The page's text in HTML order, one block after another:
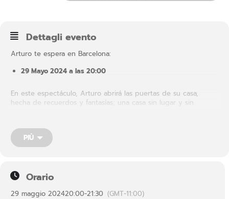
Dettagli evento
Arturo te espera en Barcelona:
29 Mayo 2024 a las 20:00
En este espectáculo, Arturo abrirá las puertas de su casa,
hecha de recuerdos y fantasías; una casa sin lugar y sin
casa como esta, donde cada una de las habitaciones cuenta un
aspecto diferente de nuestro ser. Es una casa secreta, sin
presente, pasado y futuro, donde guardamos los sueños y los
PIÙ
Orario
29 maggio 202420:00-21:30 (GMT-11:00)